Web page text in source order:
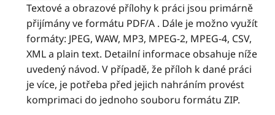
Textové a obrazové přílohy k práci jsou primárně
přijímány ve formátu PDF/A . Dále je možno využít
formáty: JPEG, WAW, MP3, MPEG-2, MPEG-4, CSV,
XML a plain text. Detailní informace obsahuje níže
uvedený návod. V případě, že příloh k dané práci
je více, je potřeba před jejich nahráním provést
komprimaci do jednoho souboru formátu ZIP.